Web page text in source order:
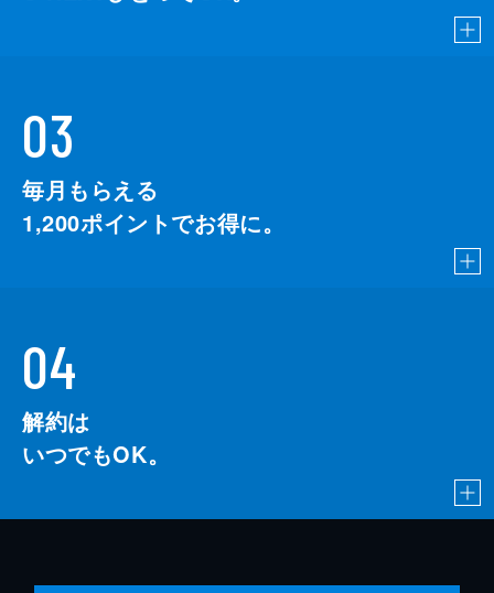
03
毎月もらえる
1,200ポイントでお得に。
04
解約は
いつでもOK。